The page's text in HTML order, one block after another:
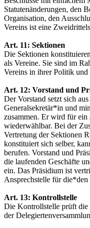
Statutenänderungen, den
Organisation, den
Vereins ist eine
Art. 11: Sektionen
Die Sektionen
als Vereine. Sie sind im
Vereins in ihrer Politik
Art. 12: Vorstand und
Der Vorstand setzt sich
Generalsekretär*in und
zusammen. Er wird für
wiederwählbar. Bei der
Vertretung der Sektionen
konstituiert sich selber,
berufen. Vorstand und
die laufenden Geschäfte
ein. Das Präsidium ist
Ansprechstelle für
Art. 13: Kontrollstelle
Die Kontrollstelle prüft die
der